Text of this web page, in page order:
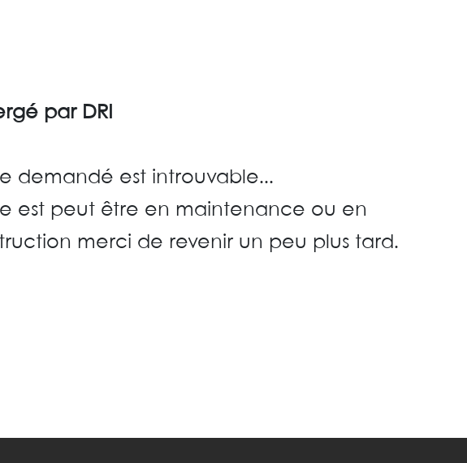
par DRI
demandé est introuvable...
est peut être en maintenance ou en
merci de revenir un peu plus tard.